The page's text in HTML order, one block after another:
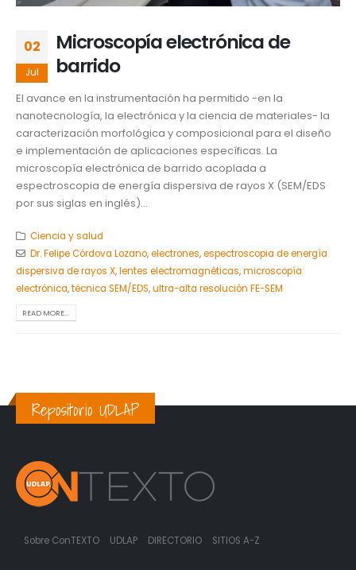
02
Jul
Microscopía electrónica de
barrido
El avance en la instrumentación ha permitido -en la
nanotecnología, la electrónica y la ciencia de materiales- la
caracterización morfológica y composicional para el diseño
e implementación de aplicaciones específicas. La
microscopía electrónica de barrido acoplada a
espectroscopia de energía dispersiva de rayos X (SEM/EDS
por sus siglas en inglés)...
Ciencia y salud
Dr. Felipe Córdova Lozano,electrones,espectroscopia de energía
dispersiva de rayos X,lentes electromagnéticas,microscopía
electrónica,técnica SEM/EDS,ultra-alta resolución FE-SEM
READ MORE...
Repositorio UDLAP
Sobre ConTEXTO UDLAP DIRECTORIO SITIOS A-Z